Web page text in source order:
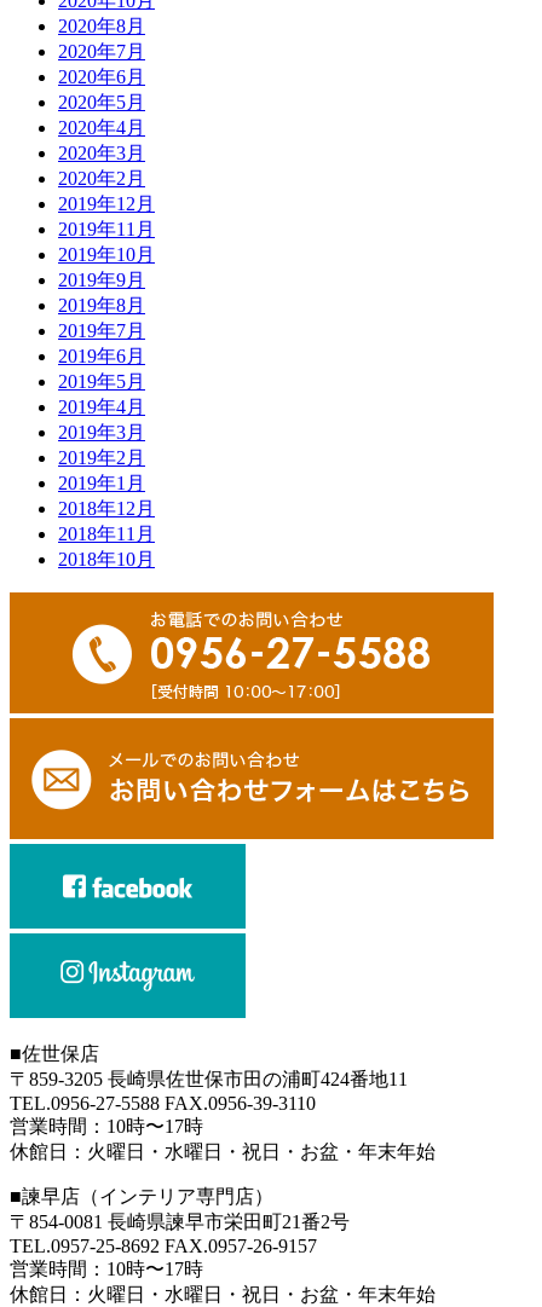
2020年8月
2020年7月
2020年6月
2020年5月
2020年4月
2020年3月
2020年2月
2019年12月
2019年11月
2019年10月
2019年9月
2019年8月
2019年7月
2019年6月
2019年5月
2019年4月
2019年3月
2019年2月
2019年1月
2018年12月
2018年11月
2018年10月
■佐世保店
〒859-3205 長崎県佐世保市田の浦町424番地11
TEL.0956-27-5588 FAX.0956-39-3110
営業時間：10時〜17時
休館日：火曜日・水曜日・祝日・お盆・年末年始
■諫早店（インテリア専門店）
〒854-0081 長崎県諫早市栄田町21番2号
TEL.0957-25-8692 FAX.0957-26-9157
営業時間：10時〜17時
休館日：火曜日・水曜日・祝日・お盆・年末年始